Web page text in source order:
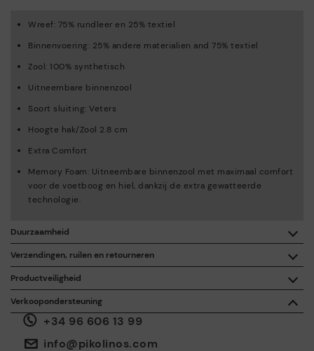
Verkoopondersteuning
+34 96 606 13 99
info@pikolinos.com
Productveiligheid
De veiligheid van onze producten is belangrijk voor ons. De uwe
ook. Daarom hebben we een ruimte gecreëerd waar u contact
met ons kunt opnemen als u een incident of vraag hebt over de
Wreef: 75% rundleer en 25% textiel
Binnenvoering: 25% andere materialien and 75% textiel
Zool: 100% synthetisch
Uitneembare binnenzool
Soort sluiting: Veters
Hoogte hak/Zool 2.8 cm
Extra Comfort
Memory Foam: Uitneembare binnenzool met maximaal comfort
voor de voetboog en hiel, dankzij de extra gewatteerde
technologie.
Verzendingen, ruilen en retourneren
Gratis bezorging vanaf een aankoop van € 50.
30 dagen om te ruilen of te retourneren*.
ViaMijn account of
Duurzaamheid
Dankzij de aankoop van dit product, steun je de
verantwoordelijke fabricatie van leer via de Leather Working
Group.
ISO 14006 Ecodesign: Bij het ontwerp van onze collectie
wordt de impact op het milieu bepaald voor de hele
levenscyclus van het product, zodat we deze impact tot een